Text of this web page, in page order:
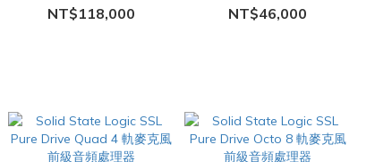
NT$118,000 NT$46,000